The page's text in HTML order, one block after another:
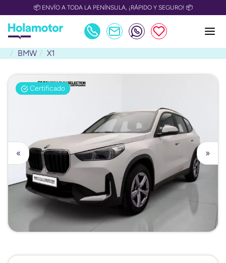
📦 ENVÍO A TODA LA PENÍNSULA, ¡RÁPIDO Y SEGURO! 📦
BMW X1
Certificado
»
«